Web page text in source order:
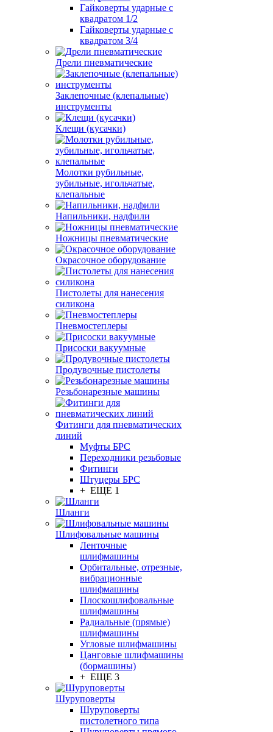
Гайковерты ударные с
квадратом 1/2
Гайковерты ударные с
квадратом 3/4
Дрели пневматические
Заклепочные (клепальные)
инструменты
Клещи (кусачки)
Молотки рубильные,
зубильные, игольчатые,
клепальные
Напильники, надфили
Ножницы пневматические
Окрасочное оборудование
Пистолеты для нанесения
силикона
Пневмостеплеры
Присоски вакуумные
Продувочные пистолеты
Резьбонарезные машины
Фитинги для пневматических
линий
Муфты БРС
Переходники резьбовые
Фитинги
Штуцеры БРС
+ ЕЩЕ 1
Шланги
Шлифовальные машины
Ленточные
шлифмашины
Орбитальные, отрезные,
вибрационные
шлифмашины
Плоскошлифовальные
шлифмашины
Радиальные (прямые)
шлифмашины
Угловые шлифмашины
Цанговые шлифмашины
(бормашины)
+ ЕЩЕ 3
Шуруповерты
Шуруповерты
пистолетного типа